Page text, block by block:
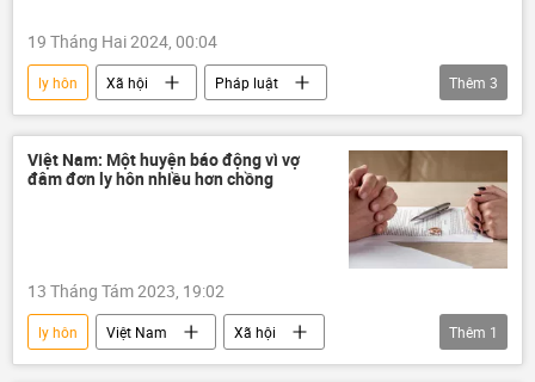
19 Tháng Hai 2024, 00:04
ly hôn Xã hội
Pháp luật
mang thai
Việt Nam gia đình
Thêm 3
Việt Nam: Một huyện báo động vì vợ
đâm đơn ly hôn nhiều hơn chồng
13 Tháng Tám 2023, 19:02
ly hôn Việt Nam
Xã hội
gia đình
bạo lực gia đình
Thêm 1